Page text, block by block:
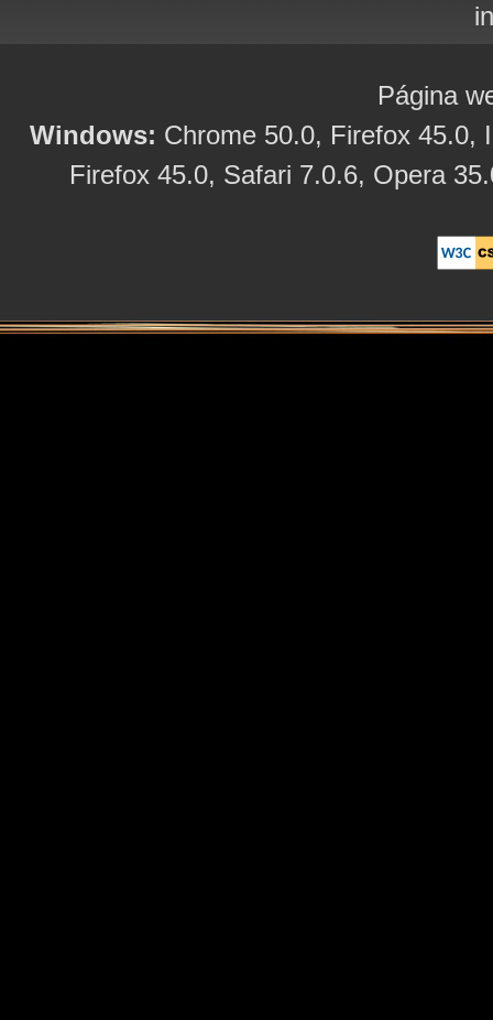
Página
Windows: Chrome 50.0, Firefox 45.0,
Firefox 45.0, Safari 7.0.6, Opera